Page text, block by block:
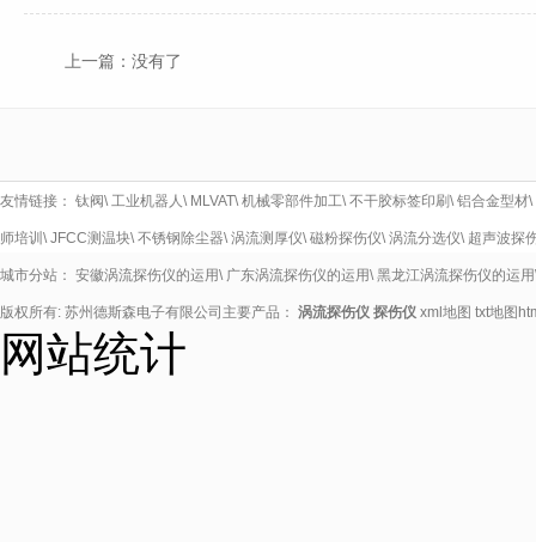
上一篇：没有了
友情链接： 钛阀\工业机器人\ MLVAT\机械零部件加工\不干胶标签印刷\铝合金型材\
师培训 \JFCC测温块\不锈钢除尘器\涡流测厚仪\磁粉探伤仪\涡流分选仪\ 超声波探
城市分站： 安徽涡流探伤仪的运用\ 广东涡流探伤仪的运用\黑龙江涡流探伤仪的运用
版权所有: 苏州德斯森电子有限公司主要产品： 涡流探伤仪 探伤仪 xml地图 txt地图
网站统计